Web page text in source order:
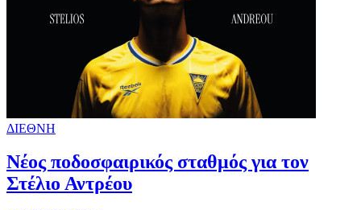
ΔΙΕΘΝΗ
Νέος ποδοσφαιρικός σταθμός για τον
Στέλιο Αντρέου